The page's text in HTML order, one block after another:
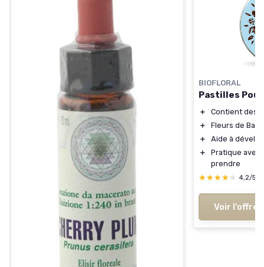
BIOFLORAL
Pastilles
＋
Contient des
＋
Fleurs de
＋
Aide à
＋
Pratique avec
prendre
★★★★★
★★★★★ 4,2/5
Voir l'offre